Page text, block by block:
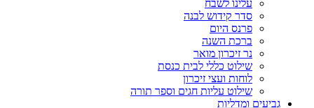
עלינו לשבח
סדר קידוש לבנה
פרנס היום
ברכת השנה
נר זיכרון מואר
שילוט כללי לבית כנסת
לוחות ועצי זיכרון
שילוט עליות חגים וספר תורה
גביעים ומדליות